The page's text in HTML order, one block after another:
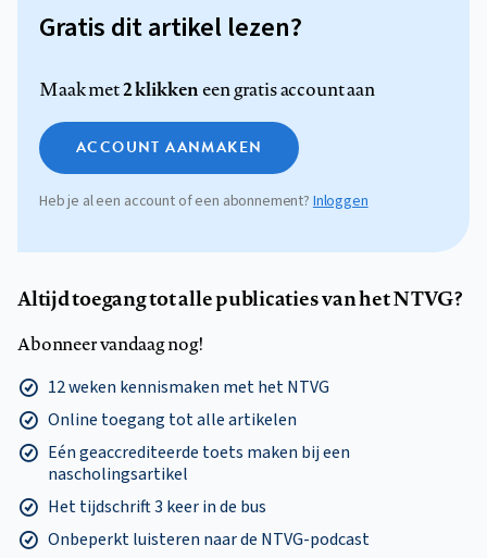
Gratis dit artikel lezen?
Maak met2 klikkeneen gratis account aan
ACCOUNT AANMAKEN
Heb je al een account of een abonnement? Inloggen
Altijd toegang tot alle publicaties van het NTVG?
Abonneer vandaag nog!
12 weken kennismaken met het NTVG
Online toegang tot alle artikelen
Eén geaccrediteerde toets maken bij een
nascholingsartikel
Het tijdschrift 3 keer in de bus
Onbeperkt luisteren naar de NTVG-podcast